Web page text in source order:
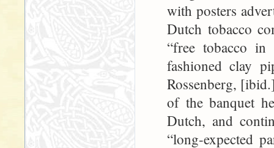
with posters
Dutch tobacco
“free tobacco
fashioned clay
Rossenberg,
of the banquet
Dutch, and
“long-expected